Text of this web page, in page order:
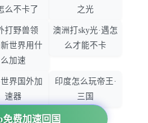
费加速回国
么不卡了
之光
打野兽领
世界用什
么加速
澳洲打sky光·遇怎
么才能不卡
界国外加
速器
印度怎么玩帝王·
三国